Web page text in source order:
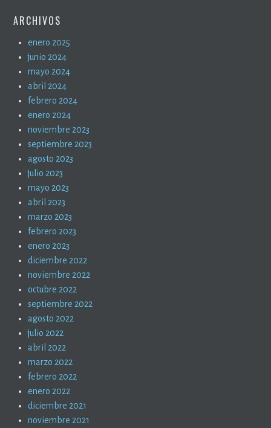
ARCHIVOS
enero 2025
junio 2024
mayo 2024
abril 2024
febrero 2024
enero 2024
noviembre 2023
septiembre 2023
agosto 2023
julio 2023
mayo 2023
abril 2023
marzo 2023
febrero 2023
enero 2023
diciembre 2022
noviembre 2022
octubre 2022
septiembre 2022
agosto 2022
julio 2022
abril 2022
marzo 2022
febrero 2022
enero 2022
diciembre 2021
noviembre 2021